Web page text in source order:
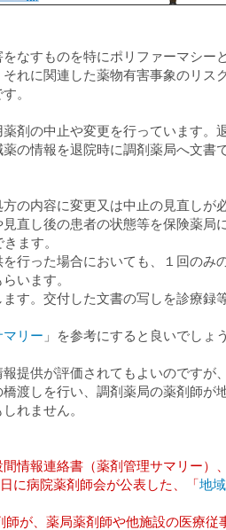
なすものを特にポリファーマシー
れに関連した薬物有害事象のリス
。
剤の中止や変更を行っています。
の情報を退院時に調剤薬局へ文書
の内容に変更又は中止の見直しが
直し後の患者の状態等を保険薬局
ます。
行った場合においても、１回のみ
います。
す。交付した文書の写しを診療録
リー 」を参考にすると良いでしょう
提供が評価されてもよいのですが
渡しを行い、調剤薬局の薬剤師が
れません。
情報連絡書（薬剤管理サマリー）
に病院薬剤師会が公表した、「地
師が、薬局薬剤師や他施設の医療従